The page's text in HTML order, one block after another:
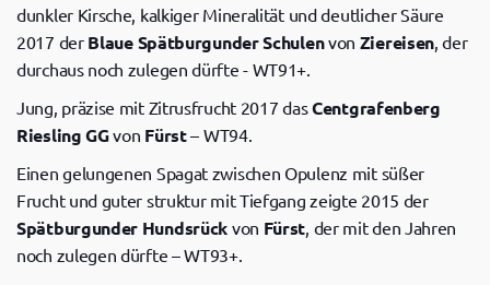
dunkler Kirsche, kalkiger Mineralität und deutlicher Säure
2017 der Blaue Spätburgunder Schulenvon Ziereisen, der
durchaus noch zulegen dürfte - WT91+.
Jung, präzise mit Zitrusfrucht 2017 dasCentgrafenberg
Riesling GGvon Fürst– WT94.
Einen gelungenen Spagat zwischen Opulenz mit süßer
Frucht und guter struktur mit Tiefgang zeigte 2015 der
Spätburgunder Hundsrück von Fürst, der mit den Jahren
noch zulegen dürfte – WT93+.